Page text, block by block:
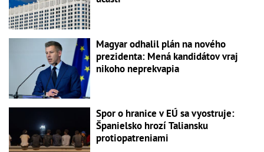
Magyar odhalil plán na nového
prezidenta: Mená kandidátov vraj
nikoho neprekvapia
Spor o hranice v EÚ sa vyostruje:
Španielsko hrozí Taliansku
protiopatreniami